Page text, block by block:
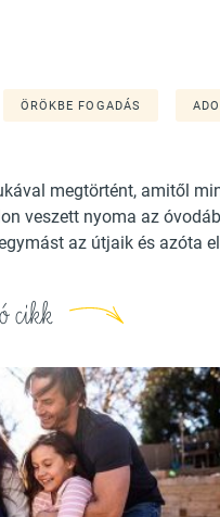
ÖRÖKBE FOGADÁS
megtörtént, amitől
veszett nyoma az
az útjaik és azóta
cikk